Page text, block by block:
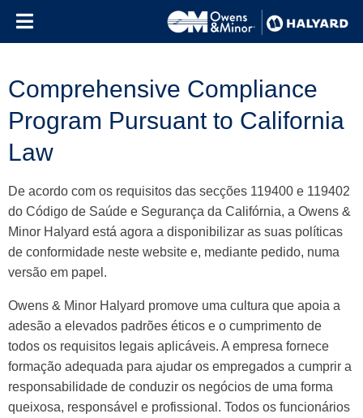
Comprehensive Compliance
Program Pursuant to California
Law
De acordo com os requisitos das secções 119400 e 119402
do Código de Saúde e Segurança da Califórnia, a Owens &
Minor Halyard está agora a disponibilizar as suas políticas
de conformidade neste website e, mediante pedido, numa
versão em papel.
Owens & Minor Halyard promove uma cultura que apoia a
adesão a elevados padrões éticos e o cumprimento de
todos os requisitos legais aplicáveis. A empresa fornece
formação adequada para ajudar os empregados a cumprir a
responsabilidade de conduzir os negócios de uma forma
queixosa, responsável e profissional. Todos os funcionários